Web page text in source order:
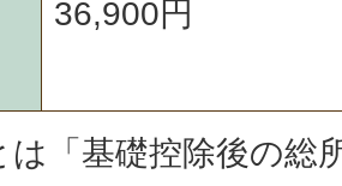
36,900円
は「基礎控除後の総